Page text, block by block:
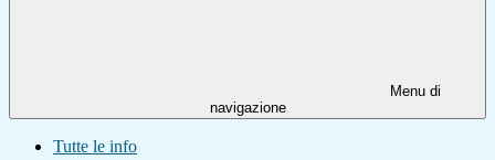
Menu di
navigazione
Tutte le info